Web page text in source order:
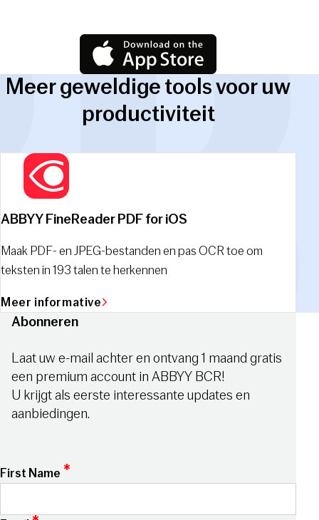
Meer geweldige tools voor uw
productiviteit
ABBYY FineReader PDF for iOS
Maak PDF- en JPEG-bestanden en pas OCR toe om
teksten in 193 talen te herkennen
Meer informative
Abonneren
Laat uw e-mail achter en ontvang 1 maand gratis
een premium account in ABBYY BCR!
U krijgt als eerste interessante updates en
aanbiedingen.
First Name *